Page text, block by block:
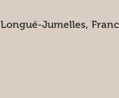
Longué-Jumelles,